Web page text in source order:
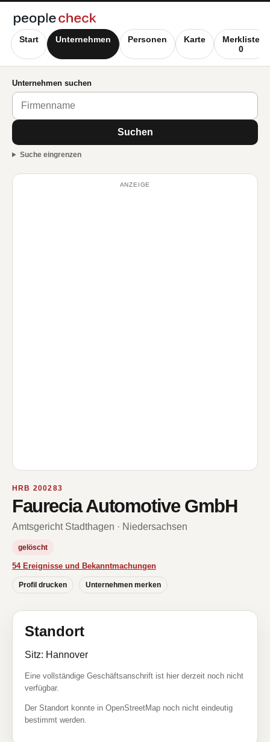
Start Unternehmen Personen Karte
Merkliste
0
Unternehmen suchen
Suchen
Suche eingrenzen
ANZEIGE
HRB 200283
Faurecia Automotive GmbH
Amtsgericht Stadthagen · Niedersachsen
gelöscht
54 Ereignisse und Bekanntmachungen
Profil drucken Unternehmen merken
Standort
Sitz: Hannover
Eine vollständige Geschäftsanschrift ist hier derzeit noch nicht
verfügbar.
Der Standort konnte in OpenStreetMap noch nicht eindeutig
bestimmt werden.